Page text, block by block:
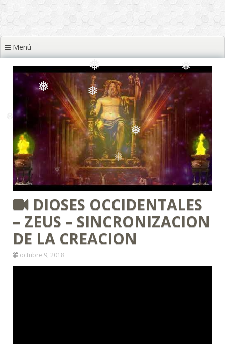
❅
❅
❅
❅
❅
❅
❅
❅
❅
❅
❅
Menú
DIOSES OCCIDENTALES
– ZEUS – SINCRONIZACION
DE LA CREACION
octubre 9, 2018